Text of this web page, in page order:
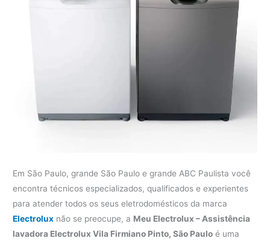
Em São Paulo, grande São Paulo e grande ABC Paulista você
encontra técnicos especializados, qualificados e experientes
para atender todos os seus eletrodomésticos da marca
Electrolux não se preocupe, a Meu Electrolux – Assistência
lavadora Electrolux Vila Firmiano Pinto, São Paulo é uma